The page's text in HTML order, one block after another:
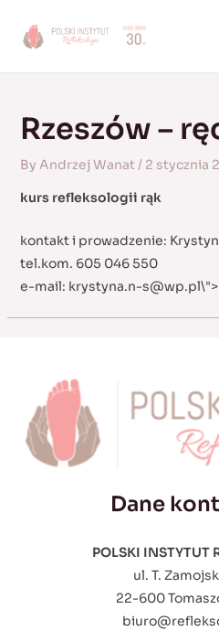
Rzeszów –
By Andrzej Wanat/ 2 stycznia
kurs refleksologii rąk
kontakt i prowadzenie:
tel.kom. 605 046 550
e-mail: krystyna.n-s@wp.pl\">
Dane
POLSKI INSTYTUT
ul. T.
22-600